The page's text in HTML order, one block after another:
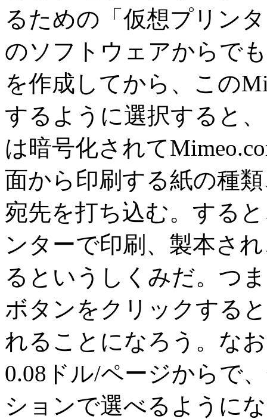
るための「仮想プリン
のソフトウェアからで
を作成してから、この
するように選択すると
は暗号化されて
面から印刷する紙の種
宛先を打ち込む。する
ンターで印刷、製本さ
るというしくみだ。つ
ボタンをクリックする
れることになろう。な
0.08ドル/ページからで
ションで選べるように